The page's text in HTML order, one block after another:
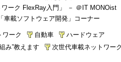
ーク FlexRay入門」 － ＠IT MONOist
車載ソフトウェア開発」コーナー
ワーク 自動車
ハードウェア
み”教えます
次世代車載ネットワー